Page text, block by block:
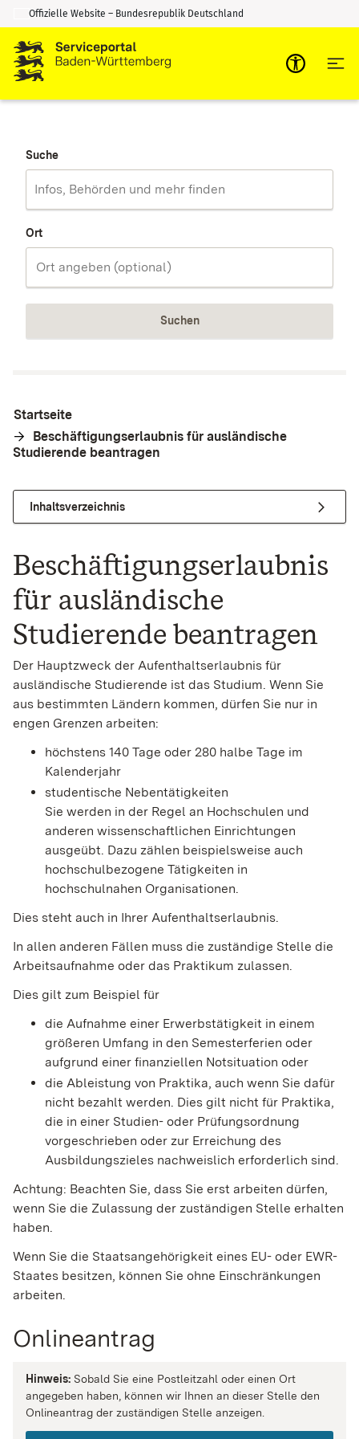
Zum Inhalt springen
Zur Suche springen
Offizielle Website – Bundesrepublik Deutschland
Suche
Ort
Suchen
Startseite
Beschäftigungserlaubnis für ausländische
Studierende beantragen
Inhaltsverzeichnis
Beschäftigungserlaubnis
für ausländische
Studierende beantragen
Der Hauptzweck der Aufenthaltserlaubnis für
ausländische Studierende ist das Studium. Wenn Sie
aus bestimmten Ländern kommen, dürfen Sie nur in
engen Grenzen arbeiten:
höchstens 140 Tage oder 280 halbe Tage im
Kalenderjahr
studentische Nebentätigkeiten
Sie werden in der Regel an Hochschulen und
anderen wissenschaftlichen Einrichtungen
ausgeübt. Dazu zählen beispielsweise auch
hochschulbezogene Tätigkeiten in
hochschulnahen Organisationen.
Dies steht auch in Ihrer Aufenthaltserlaubnis.
In allen anderen Fällen muss die zuständige Stelle die
Arbeitsaufnahme oder das Praktikum zulassen.
Dies gilt zum Beispiel für
die Aufnahme einer Erwerbstätigkeit in einem
größeren Umfang in den Semesterferien oder
aufgrund einer finanziellen Notsituation oder
die Ableistung von Praktika, auch wenn Sie dafür
nicht bezahlt werden. Dies gilt nicht für Praktika,
die in einer Studien- oder Prüfungsordnung
vorgeschrieben oder zur Erreichung des
Ausbildungszieles nachweislich erforderlich sind.
Achtung: Beachten Sie, dass Sie erst arbeiten dürfen,
wenn Sie die Zulassung der zuständigen Stelle erhalten
haben.
Wenn Sie die Staatsangehörigkeit eines EU- oder EWR-
Staates besitzen, können Sie ohne Einschränkungen
arbeiten.
Onlineantrag
Hinweis: Sobald Sie eine Postleitzahl oder einen Ort
angegeben haben, können wir Ihnen an dieser Stelle den
Onlineantrag der zuständigen Stelle anzeigen.